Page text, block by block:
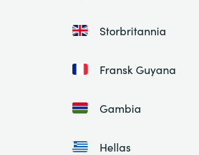
Storbritannia
Fransk Guyana
Gambia
Hellas